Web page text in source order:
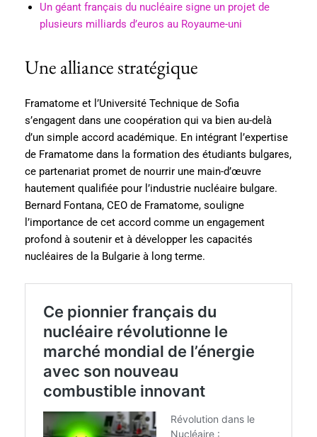
Un géant français du nucléaire signe un projet de
plusieurs milliards d’euros au Royaume-uni
Une alliance stratégique
Framatome et l’Université Technique de Sofia
s’engagent dans une coopération qui va bien au-delà
d’un simple accord académique. En intégrant l’expertise
de Framatome dans la formation des étudiants bulgares,
ce partenariat promet de nourrir une main-d’œuvre
hautement qualifiée pour l’industrie nucléaire bulgare.
Bernard Fontana, CEO de Framatome, souligne
l’importance de cet accord comme un engagement
profond à soutenir et à développer les capacités
nucléaires de la Bulgarie à long terme.